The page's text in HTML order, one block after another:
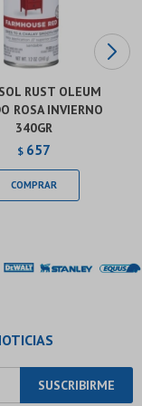
RUST OLEUM
ROSA INVIERNO
340GR
$ 657
SUSCRIBIRME